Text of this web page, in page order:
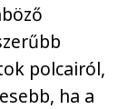
polcairól,
ha a